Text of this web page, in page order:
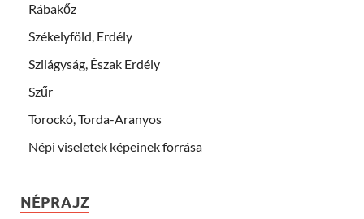
Rábakőz
Székelyföld, Erdély
Szilágyság, Észak Erdély
Szűr
Torockó, Torda-Aranyos
Népi viseletek képeinek forrása
NÉPRAJZ